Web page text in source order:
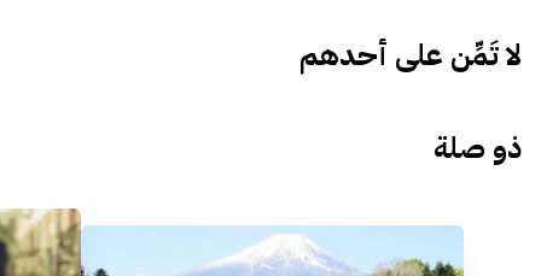
لا تَمِّن على أحدهم
ذو صلة